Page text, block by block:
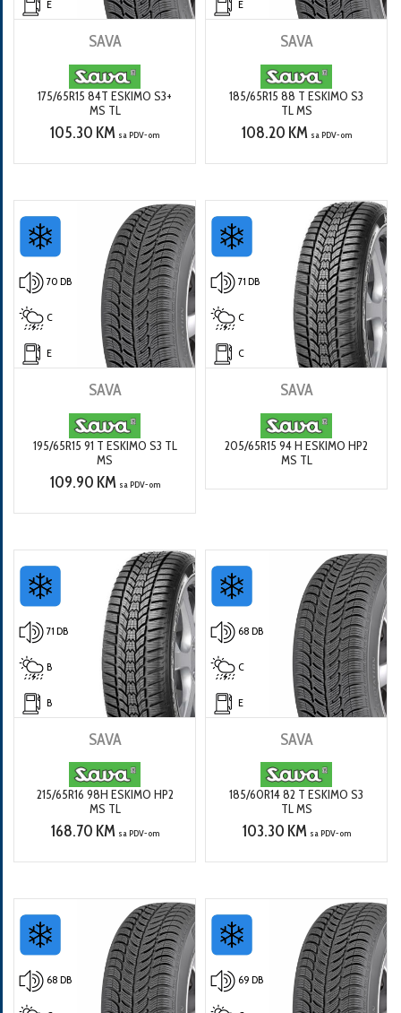
E
SAVA
175/65R15 84T ESKIMO S3+
MS TL
105.30 KM sa PDV-om
E
SAVA
185/65R15 88 T ESKIMO S3
TL MS
108.20 KM sa PDV-om
70 DB
C
E
SAVA
195/65R15 91 T ESKIMO S3 TL
MS
109.90 KM sa PDV-om
71 DB
C
C
SAVA
205/65R15 94 H ESKIMO HP2
MS TL
71 DB
B
B
SAVA
215/65R16 98H ESKIMO HP2
MS TL
168.70 KM sa PDV-om
68 DB
C
E
SAVA
185/60R14 82 T ESKIMO S3
TL MS
103.30 KM sa PDV-om
68 DB 69 DB